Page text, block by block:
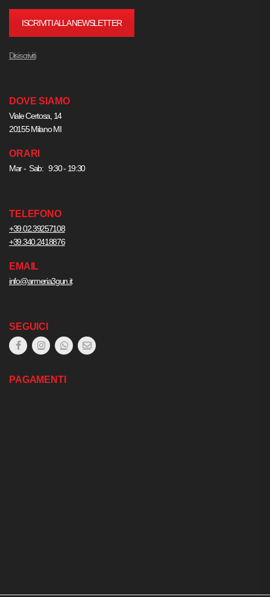
ISCRIVITI ALLA NEWSLETTER
Disiscriviti
DOVE SIAMO
Viale Certosa, 14
20155 Milano MI
ORARI
Mar - Sab: 9:30 - 19:30
TELEFONO
+39.02.39257108
+39.340.2418876
EMAIL
info@armeria3gun.it
SEGUICI
PAGAMENTI